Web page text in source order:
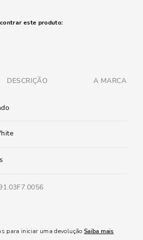
este produto:
DESCRIÇÃO A MARCA
para iniciar uma devolução Saiba mais